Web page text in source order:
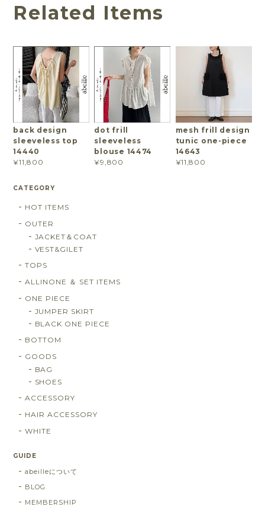
Related Items
back design
sleeveless top
14440
¥11,800
dot frill
sleeveless
blouse 14474
¥9,800
mesh frill design
tunic one-piece
14643
¥11,800
CATEGORY
HOT ITEMS
OUTER
JACKET＆COAT
VEST&GILET
TOPS
ALLINONE ＆ SET ITEMS
ONE PIECE
JUMPER SKIRT
BLACK ONE PIECE
BOTTOM
GOODS
BAG
SHOES
ACCESSORY
HAIR ACCESSORY
WHITE
GUIDE
abeilleについて
BLOG
MEMBERSHIP